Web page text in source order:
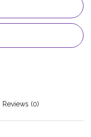
Reviews (0)